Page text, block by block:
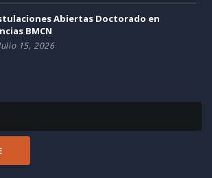
Abiertas Doctorado en
BMCN
15, 2026